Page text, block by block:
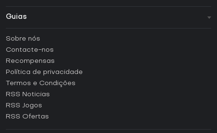
Guias
Como ativar uma CD Key Steam?
Como ativar uma CD Key Epic Games?
Como ativar uma CD Key GOG?
Como ativar uma CD Key Ubisoft Connect?
Sobre nós
Contacte-nos
Recompensas
Política de privacidade
Termos e Condições
RSS Noticias
RSS Jogos
RSS Ofertas